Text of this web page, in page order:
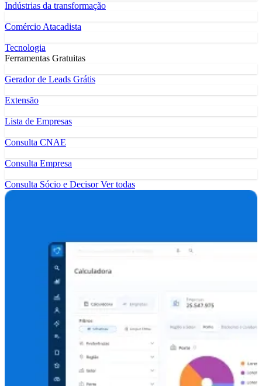
Indústrias da transformação
Comércio Atacadista
Tecnologia
Ferramentas Gratuitas
Gerador de Leads Grátis
Extensão
Lista de Empresas
Consulta CNAE
Consulta Empresa
Consulta Sócio e DecisorVer todas